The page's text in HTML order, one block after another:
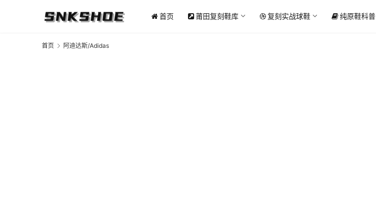
首页 莆田复刻鞋库 复刻实战球鞋 纯原鞋科普
首页 阿迪达斯/Adidas